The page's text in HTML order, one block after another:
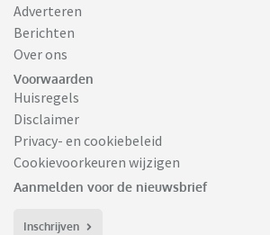
Adverteren
Berichten
Over ons
Voorwaarden
Huisregels
Disclaimer
Privacy- en cookiebeleid
Cookievoorkeuren wijzigen
Aanmelden voor de nieuwsbrief
Inschrijven